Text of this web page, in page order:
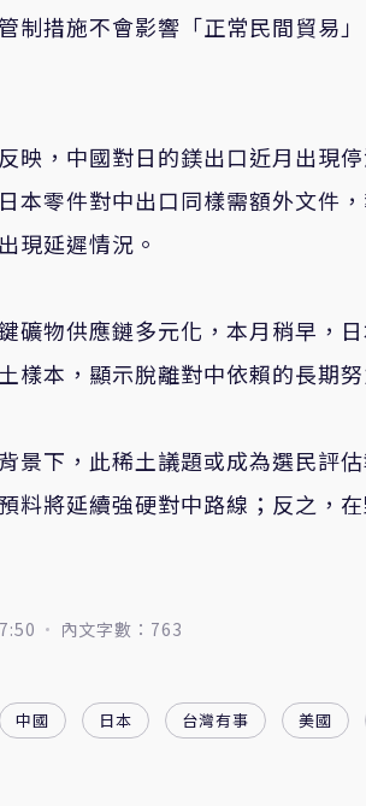
制措施不會影響「正常民間貿易
映，中國對日的鎂出口近月出現
本零件對中出口同樣需額外文件
現延遲情況。
礦物供應鏈多元化，本月稍早，
樣本，顯示脫離對中依賴的長期努
景下，此稀土議題或成為選民評
料將延續強硬對中路線；反之，
內文字數：763
中國 日本 台灣有事 美國